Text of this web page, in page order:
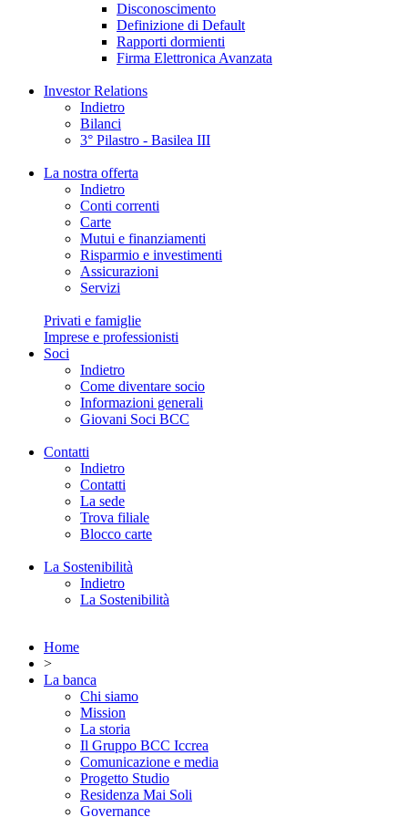
Disconoscimento
Definizione di Default
Rapporti dormienti
Firma Elettronica Avanzata
Investor Relations
Indietro
Bilanci
3° Pilastro - Basilea III
La nostra offerta
Indietro
Conti correnti
Carte
Mutui e finanziamenti
Risparmio e investimenti
Assicurazioni
Servizi
Privati e famiglie
Imprese e professionisti
Soci
Indietro
Come diventare socio
Informazioni generali
Giovani Soci BCC
Contatti
Indietro
Contatti
La sede
Trova filiale
Blocco carte
La Sostenibilità
Indietro
La Sostenibilità
Home
>
La banca
Chi siamo
Mission
La storia
Il Gruppo BCC Iccrea
Comunicazione e media
Progetto Studio
Residenza Mai Soli
Governance